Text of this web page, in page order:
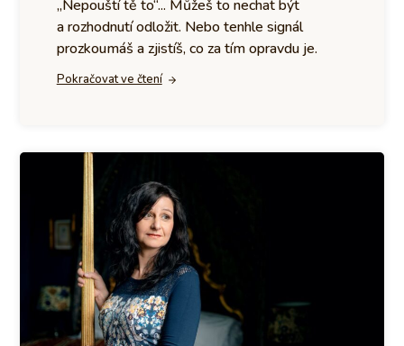
„Nepouští tě to“... Můžeš to nechat být
a rozhodnutí odložit. Nebo tenhle signál
prozkoumáš a zjistíš, co za tím opravdu je.
Pokračovat ve čtení